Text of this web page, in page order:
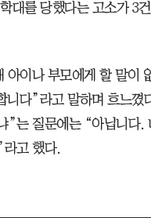
대를 당했다는 고소가 3
아이나 부모에게 할 말이
니다”라고 말하며 흐느꼈
”는 질문에는 “아닙니다.
라고 했다.